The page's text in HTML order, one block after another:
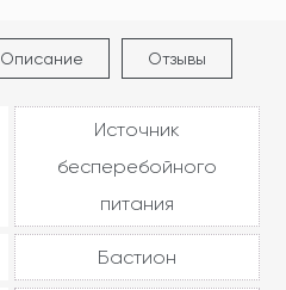
Описание Отзывы
Источник
бесперебойного
питания
Бастион